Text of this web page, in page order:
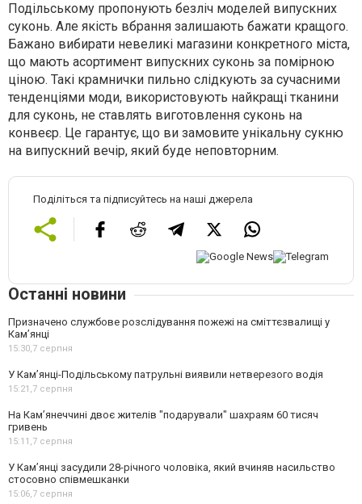
Подільському пропонують безліч моделей випускних
суконь. Але якість вбрання залишають бажати кращого.
Бажано вибирати невеликі магазини конкретного міста,
що мають асортимент випускних суконь за помірною
ціною. Такі крамнички пильно слідкують за сучасними
тенденціями моди, використовують найкращі тканини
для суконь, не ставлять виготовлення суконь на
конвеєр. Це гарантує, що ви замовите унікальну сукню
на випускний вечір, який буде неповторним.
Поділіться та підписуйтесь на наші джерела
Останні новини
Призначено службове розслідування пожежі на сміттєзвалищі у
Кам’янці
15:30,7 серпня
У Кам’янці-Подільському патрульні виявили нетверезого водія
15:21,7 серпня
На Камʼянеччині двоє жителів "подарували" шахраям 60 тисяч
гривень
15:11,7 серпня
У Камʼянці засудили 28-річного чоловіка, який вчиняв насильство
стосовно співмешканки
15:06,7 серпня